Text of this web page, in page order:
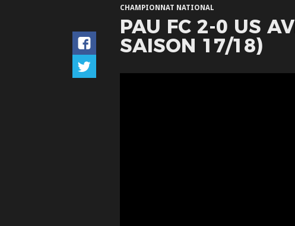
CHAMPIONNAT NATIONAL
PAU FC 2-0 US
SAISON 17/18)